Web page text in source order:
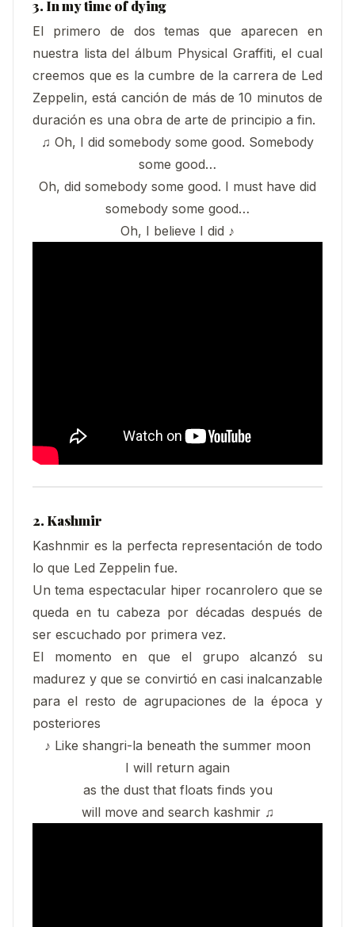
3. In my time of dying
El primero de dos temas que aparecen en
nuestra lista del álbum Physical Graffiti, el cual
creemos que es la cumbre de la carrera de Led
Zeppelin, está canción de más de 10 minutos de
duración es una obra de arte de principio a fin.
♫ Oh, I did somebody some good. Somebody
some good…
Oh, did somebody some good. I must have did
somebody some good…
Oh, I believe I did ♪
2. Kashmir
Kashnmir es la perfecta representación de todo
lo que Led Zeppelin fue.
Un tema espectacular hiper rocanrolero que se
queda en tu cabeza por décadas después de
ser escuchado por primera vez.
El momento en que el grupo alcanzó su
madurez y que se convirtió en casi inalcanzable
para el resto de agrupaciones de la época y
posteriores
♪ Like shangri-la beneath the summer moon
I will return again
as the dust that floats finds you
will move and search kashmir ♫